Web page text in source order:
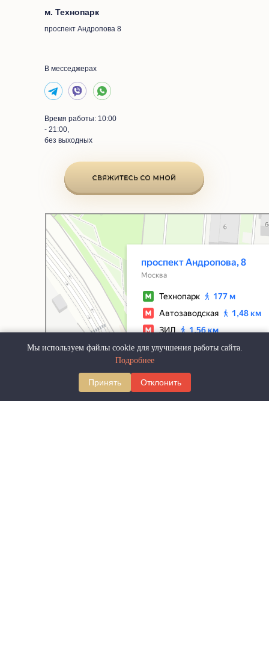
В месседжерах
Время работы: 10:00
- 21:00,
без выходных
м. Технопарк
проспект Андропова 8
Москва
Проспект Андропова, 8 — Яндекс Карты
Мы используем файлы cookie для улучшения работы сайта.
Подробнее
Принять Отклонить